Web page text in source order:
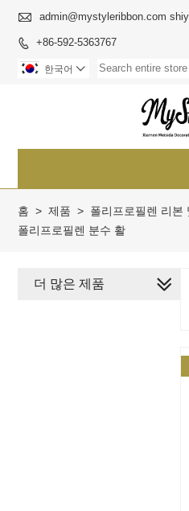
 admin@mystyleribbon.com
 +86-592-5363767
한국어 
홈 > 제품 > 폴리프로필렌 리본
폴리프로필렌 분수 활
더 많은 제품